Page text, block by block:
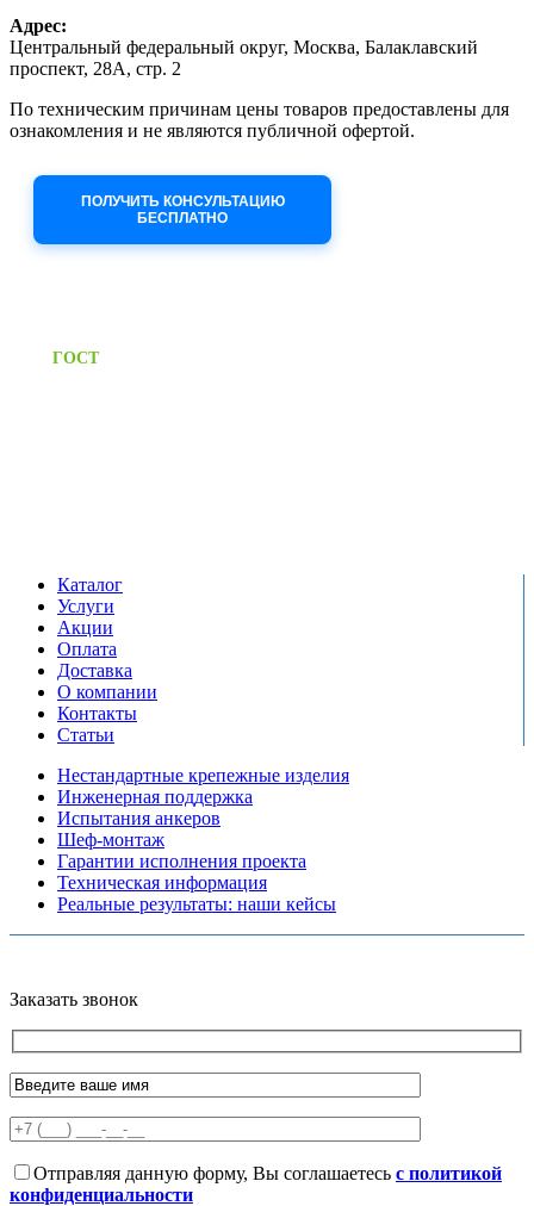
Адрес:
Центральный федеральный округ, Москва, Балаклавский
проспект, 28А, стр. 2
По техническим причинам цены товаров предоставлены для
ознакомления и не являются публичной офертой.
ПОЛУЧИТЬ КОНСУЛЬТАЦИЮ
БЕСПЛАТНО
ГОСТПредоставляем паспорт
Каталог
Услуги
Акции
Оплата
Доставка
О компании
Контакты
Статьи
Нестандартные крепежные изделия
Инженерная поддержка
Испытания анкеров
Шеф-монтаж
Гарантии исполнения проекта
Техническая информация
Реальные результаты: наши кейсы
Заказать звонок
Отправляя данную форму, Вы соглашаетесь с политикой
конфиденциальности